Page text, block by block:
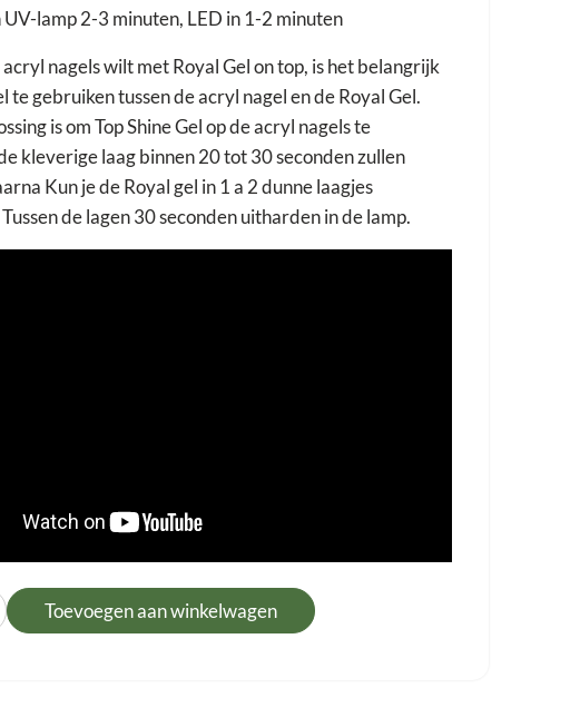
lamp 2-3 minuten, LED in 1-2 minuten
acryl nagels wilt met Royal Gel on top, is het belangrijk
te gebruiken tussen de acryl nagel en de Royal Gel.
is om Top Shine Gel op de acryl nagels te
kleverige laag binnen 20 tot 30 seconden zullen
Kun je de Royal gel in 1 a 2 dunne laagjes
de lagen 30 seconden uitharden in de lamp.
Toevoegen aan winkelwagen